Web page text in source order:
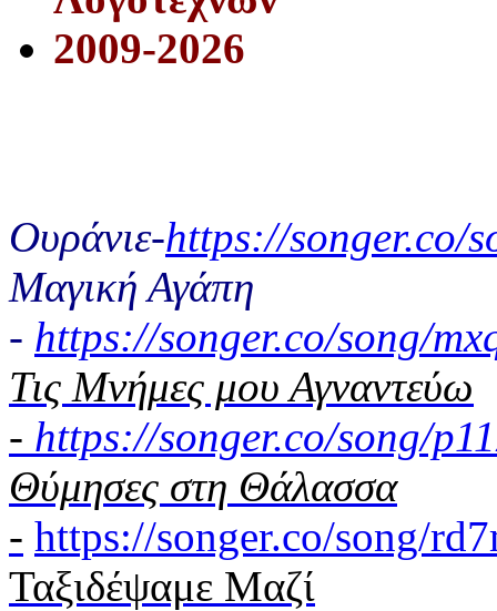
2009-2026
Ουράνιε-https://songer.co/
Μαγική Αγάπη
- https://songer.co/song/
Τις Μνήμες μου Αγναντεύω
- https://songer.co/song/
Θύμησες στη Θάλασσα
- https://songer.co/song/
Ταξιδέψαμε Μαζί